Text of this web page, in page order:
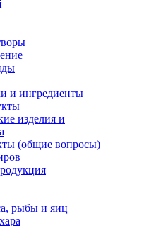
и ингредиенты
изделия и
(общие вопросы)
рыбы и яиц